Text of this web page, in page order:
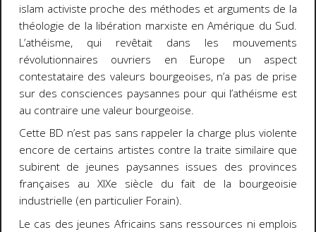
islam activiste proche des méthodes et arguments de la
théologie de la libération marxiste en Amérique du Sud.
L’athéisme, qui revêtait dans les mouvements
révolutionnaires ouvriers en Europe un aspect
contestataire des valeurs bourgeoises, n’a pas de prise
sur des consciences paysannes pour qui l’athéisme est
au contraire une valeur bourgeoise.
Cette BD n’est pas sans rappeler la charge plus violente
encore de certains artistes contre la traite similaire que
subirent de jeunes paysannes issues des provinces
françaises au XIXe siècle du fait de la bourgeoisie
industrielle (en particulier Forain).
Le cas des jeunes Africains sans ressources ni emplois